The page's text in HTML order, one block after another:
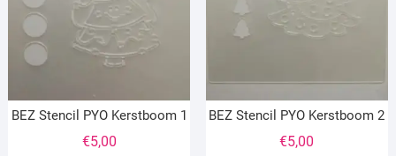
BEZ Stencil PYO Kerstboom 1
€5,00
BEZ Stencil PYO Kerstboom 2
€5,00